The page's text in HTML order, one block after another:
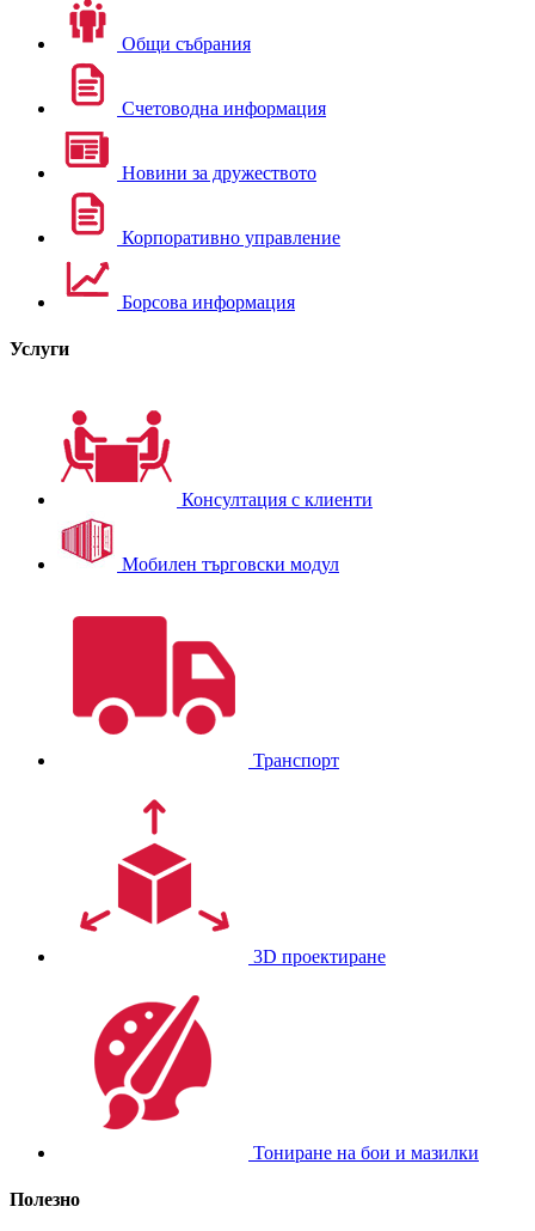
Общи събрания
Счетоводна информация
Новини за дружеството
Корпоративно управление
Борсова информация
Услуги
Консултация с клиенти
Мобилен търговски модул
Транспорт
3D проектиране
Тониране на бои и мазилки
Полезно